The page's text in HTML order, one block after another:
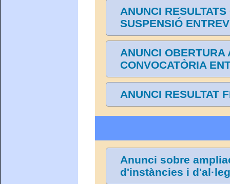
ANUNCI
SUSPENSIÓ
ANUNCI OBERTURA
CONVOCATÒRIA
ANUNCI RESULTAT
Anunci sobre
d'instàncies i